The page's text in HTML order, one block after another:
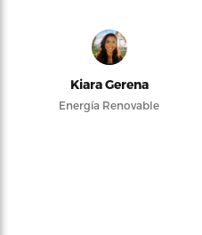
Kiara Gerena
Energía Renovable